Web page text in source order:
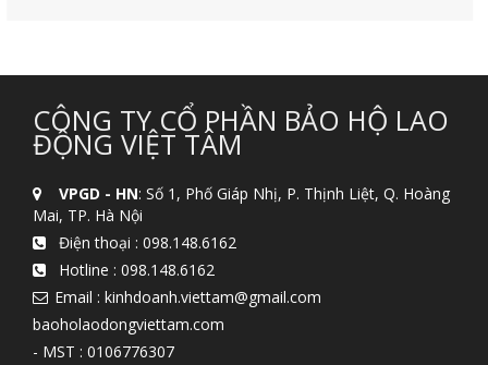
CÔNG TY CỔ PHẦN BẢO HỘ LAO
ĐỘNG VIỆT TÂM
VPGD - HN: Số 1, Phố Giáp Nhị, P. Thịnh Liệt, Q. Hoàng
Mai, TP. Hà Nội
Điện thoại : 098.148.6162
Hotline : 098.148.6162
Email : kinhdoanh.viettam@gmail.com
baoholaodongviettam.com
- MST : 0106776307